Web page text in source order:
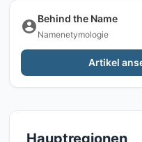
Behind the Name
Namenetymologie
Artikel
Hauptregionen